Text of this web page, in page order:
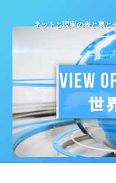
ネットと現実の表と裏と